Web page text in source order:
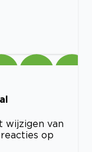
wijzigen van
op